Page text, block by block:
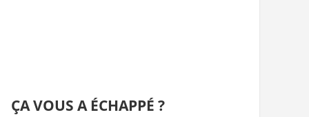
ÇA VOUS A ÉCHAPPÉ ?